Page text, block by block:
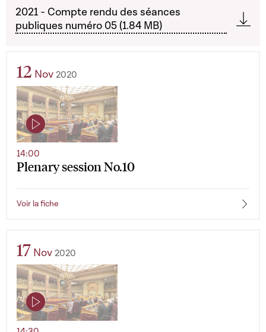
2021 - Compte rendu des séances
publiques numéro 05 (1.84 MB)
12 Nov 2020
Plenary session No.10
14:00
Voir la fiche
17 Nov 2020